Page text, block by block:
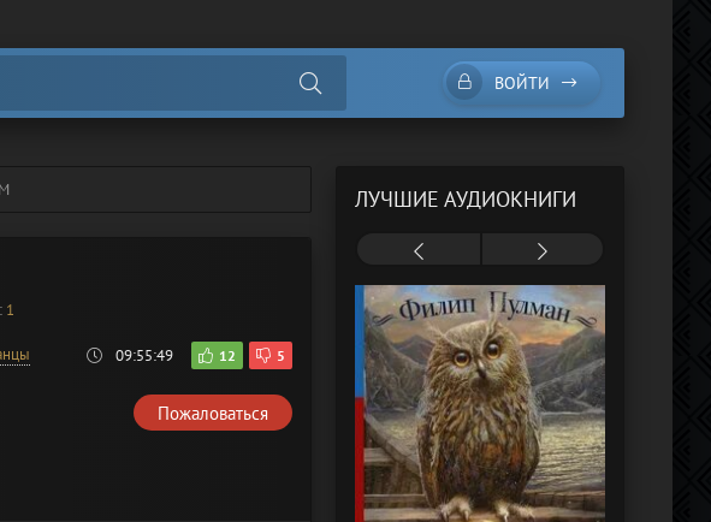
ВОЙТИ
1
09:55:49 12 5
Пожаловаться
ЛУЧШИЕ АУДИОКНИГИ